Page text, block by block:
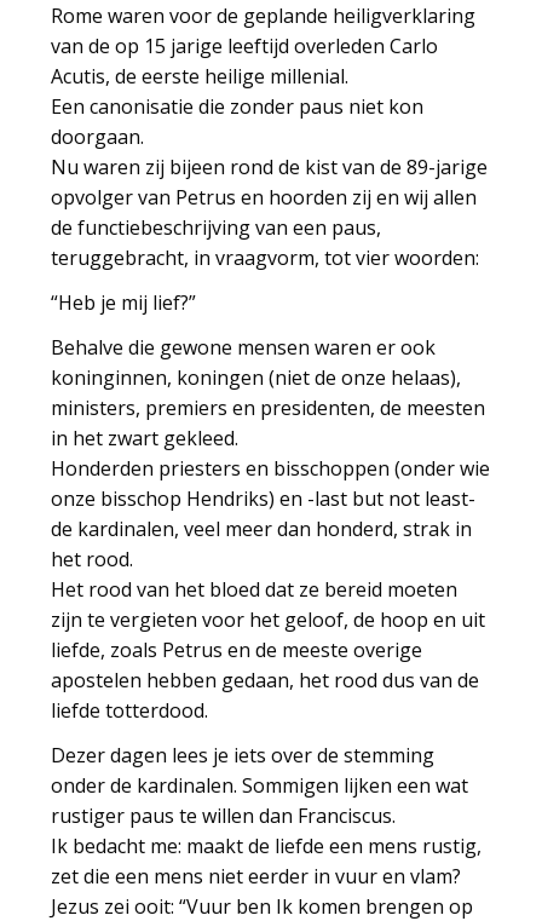
Rome waren voor de geplande heiligverklaring
van de op 15 jarige leeftijd overleden Carlo
Acutis, de eerste heilige millenial.
Een canonisatie die zonder paus niet kon
doorgaan.
Nu waren zij bijeen rond de kist van de 89-jarige
opvolger van Petrus en hoorden zij en wij allen
de functiebeschrijving van een paus,
teruggebracht, in vraagvorm, tot vier woorden:
“Heb je mij lief?”
Behalve die gewone mensen waren er ook
koninginnen, koningen (niet de onze helaas),
ministers, premiers en presidenten, de meesten
in het zwart gekleed.
Honderden priesters en bisschoppen (onder wie
onze bisschop Hendriks) en -last but not least-
de kardinalen, veel meer dan honderd, strak in
het rood.
Het rood van het bloed dat ze bereid moeten
zijn te vergieten voor het geloof, de hoop en uit
liefde, zoals Petrus en de meeste overige
apostelen hebben gedaan, het rood dus van de
liefde totterdood.
Dezer dagen lees je iets over de stemming
onder de kardinalen. Sommigen lijken een wat
rustiger paus te willen dan Franciscus.
Ik bedacht me: maakt de liefde een mens rustig,
zet die een mens niet eerder in vuur en vlam?
Jezus zei ooit: “Vuur ben Ik komen brengen op